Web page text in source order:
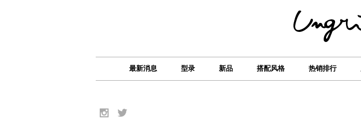
最新消息 型录 新品 搭配风格 热销排行